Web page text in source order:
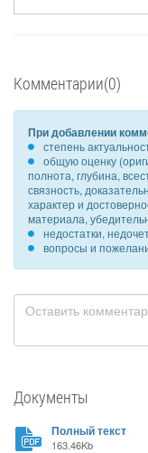
Комментарии(0)
При добавлении
степень
общую оценку
полнота, глубина,
связность,
характер и
материала,
недостатки,
вопросы и
Документы
Полный текст
163.46Kb